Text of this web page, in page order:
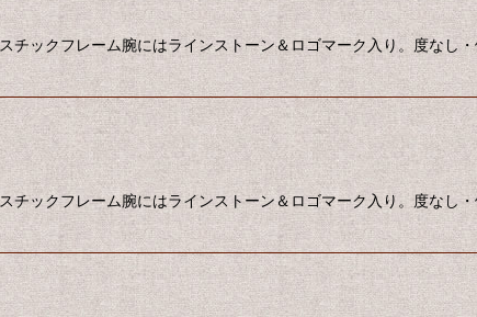
ックフレーム腕にはラインストーン＆ロゴマーク入り。度なし
ックフレーム腕にはラインストーン＆ロゴマーク入り。度なし